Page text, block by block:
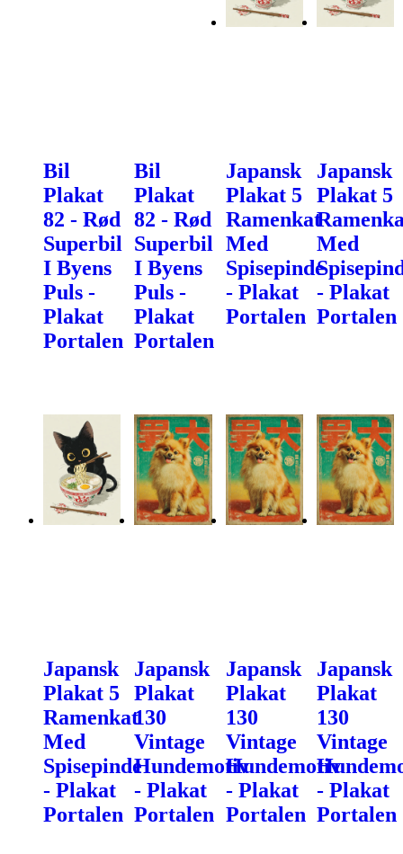
Bil
Plakat
82 - Rød
Superbil
I Byens
Puls -
Plakat
Portalen
Bil
Plakat
82 - Rød
Superbil
I Byens
Puls -
Plakat
Portalen
Japansk
Plakat 5
Ramenkat
Med
Spisepinde
- Plakat
Portalen
Japansk
Plakat 5
Med
- Plakat
Portalen
Japansk
Plakat 5
Ramenkat
Med
Spisepinde
- Plakat
Portalen
Japansk
Plakat
130
Vintage
Hundemotiv
- Plakat
Portalen
Japansk
Plakat
130
Vintage
Hundemotiv
- Plakat
Portalen
Japansk
Plakat
130
Vintage
- Plakat
Portalen